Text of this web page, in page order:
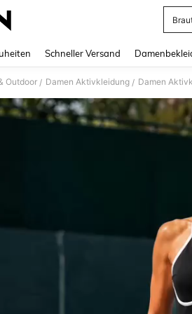
Schneller Versand
Outdoor / Damen Aktivkleidung / Damen